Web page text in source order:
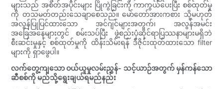
များသည် အစိတ်အပိုင်းများ ပြိုကွဲခြင်းကို ကာကွယ်ပေးပြီး စစ်ထုတ်မှု
ကို တသမတ်တည်းသေချာစေသည်။ မော်တော်အားကစား သို့မဟုတ်
အလွန်ပြုပြင်ထားသော အင်ဂျင်များအတွက်၊ အလွန်အမင်း
အခြေအနေများတွင် စမ်းသပ်ပြီး ဖွဲ့စည်းပုံဆိုင်ရာပြဿနာများမရှိဘဲ
စီးဆင်းမှုနှင့် စစ်ထုတ်မှုကို ထိန်းသိမ်းရန် ဒီဇိုင်းထုတ်ထားသော filter
များကို ရှာဖွေပါ။
လက်တွေ့ကျသော ဝယ်ယူမှုလမ်းညွှန်- သင့်ယာဉ်အတွက် မှန်ကန်သော
ဆီစစ်ကို မည်သို့ရွေးချယ်ရမည်နည်း